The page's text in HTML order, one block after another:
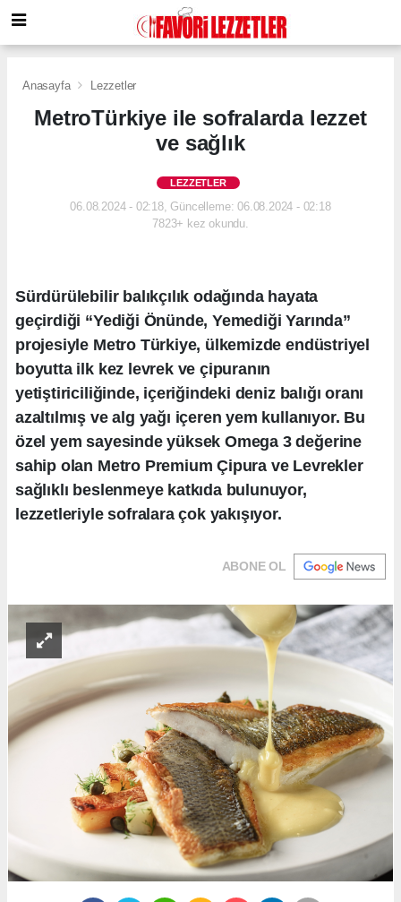
Anasayfa Lezzetler
MetroTürkiye ile sofralarda lezzet
ve sağlık
LEZZETLER
06.08.2024 - 02:18, Güncelleme: 06.08.2024 - 02:18
7823+ kez okundu.
Sürdürülebilir balıkçılık odağında hayata
geçirdiği “Yediği Önünde, Yemediği Yarında”
projesiyle Metro Türkiye, ülkemizde endüstriyel
boyutta ilk kez levrek ve çipuranın
yetiştiriciliğinde, içeriğindeki deniz balığı oranı
azaltılmış ve alg yağı içeren yem kullanıyor. Bu
özel yem sayesinde yüksek Omega 3 değerine
sahip olan Metro Premium Çipura ve Levrekler
sağlıklı beslenmeye katkıda bulunuyor,
lezzetleriyle sofralara çok yakışıyor.
ABONE OL